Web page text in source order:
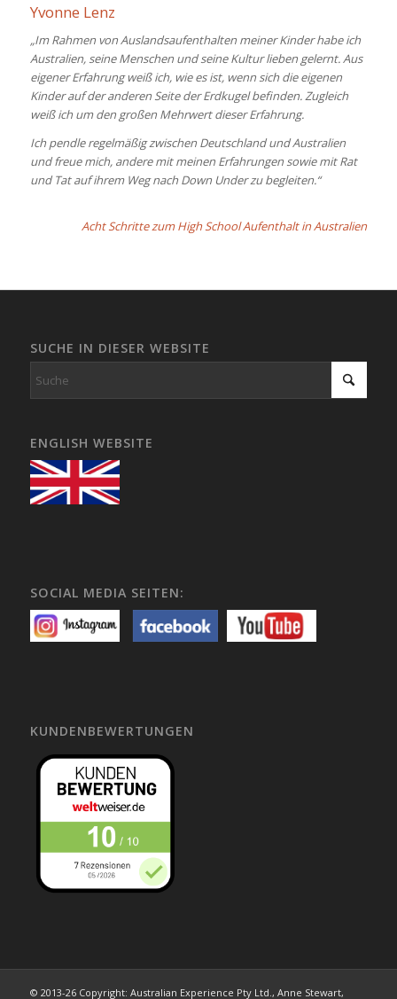
Yvonne Lenz
„Im Rahmen von Auslandsaufenthalten meiner Kinder habe ich
Australien, seine Menschen und seine Kultur lieben gelernt. Aus
eigener Erfahrung weiß ich, wie es ist, wenn sich die eigenen
Kinder auf der anderen Seite der Erdkugel befinden. Zugleich
weiß ich um den großen Mehrwert dieser Erfahrung.
Ich pendle regelmäßig zwischen Deutschland und Australien
und freue mich, andere mit meinen Erfahrungen sowie mit Rat
und Tat auf ihrem Weg nach Down Under zu begleiten.“
Acht Schritte zum High School Aufenthalt in Australien
SUCHE IN DIESER WEBSITE
ENGLISH WEBSITE
SOCIAL MEDIA SEITEN:
KUNDENBEWERTUNGEN
© 2013-26 Copyright: Australian Experience Pty Ltd., Anne Stewart,